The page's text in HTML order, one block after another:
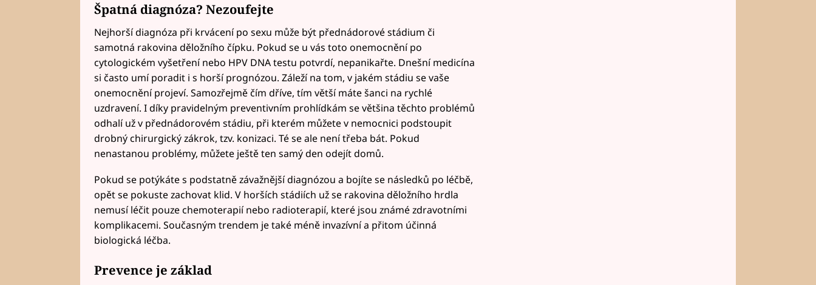
Špatná diagnóza? Nezoufejte
Nejhorší diagnóza při krvácení po sexu může být přednádorové stádium či
samotná rakovina děložního čípku. Pokud se u vás toto onemocnění po
cytologickém vyšetření nebo HPV DNA testu potvrdí, nepanikařte. Dnešní medicína
si často umí poradit i s horší prognózou. Záleží na tom, v jakém stádiu se vaše
onemocnění projeví. Samozřejmě čím dříve, tím větší máte šanci na rychlé
uzdravení. I díky pravidelným preventivním prohlídkám se většina těchto problémů
odhalí už v přednádorovém stádiu, při kterém můžete v nemocnici podstoupit
drobný chirurgický zákrok, tzv. konizaci. Té se ale není třeba bát. Pokud
nenastanou problémy, můžete ještě ten samý den odejít domů.
Pokud se potýkáte s podstatně závažnější diagnózou a bojíte se následků po léčbě,
opět se pokuste zachovat klid. V horších stádiích už se rakovina děložního hrdla
nemusí léčit pouze chemoterapií nebo radioterapií, které jsou známé zdravotními
komplikacemi. Současným trendem je také méně invazívní a přitom účinná
biologická léčba.
Prevence je základ